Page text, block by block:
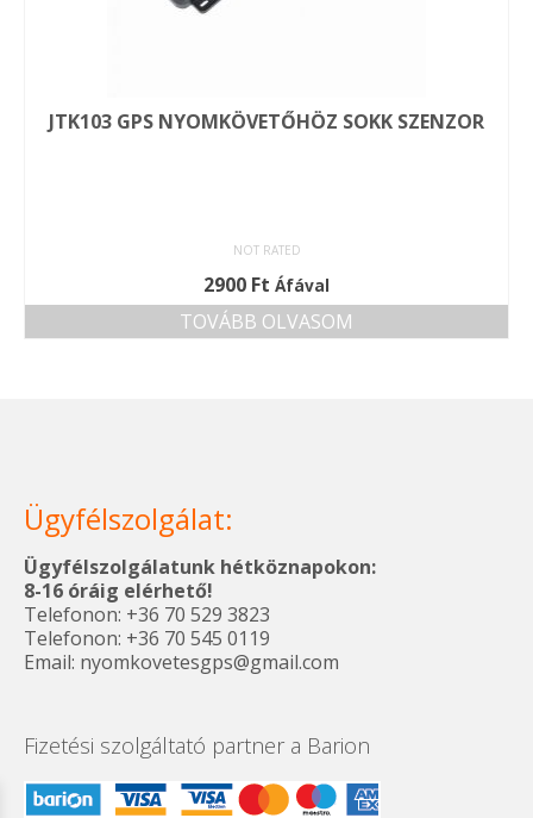
JTK103 GPS NYOMKÖVETŐHÖZ SOKK SZENZOR
NOT RATED
2900 Ft Áfával
TOVÁBB OLVASOM
Ügyfélszolgálat:
Ügyfélszolgálatunk hétköznapokon:
8-16 óráig elérhető!
Telefonon: +36 70 529 3823
Telefonon: +36 70 545 0119
Email: nyomkovetesgps@gmail.com
Fizetési szolgáltató partner a Barion